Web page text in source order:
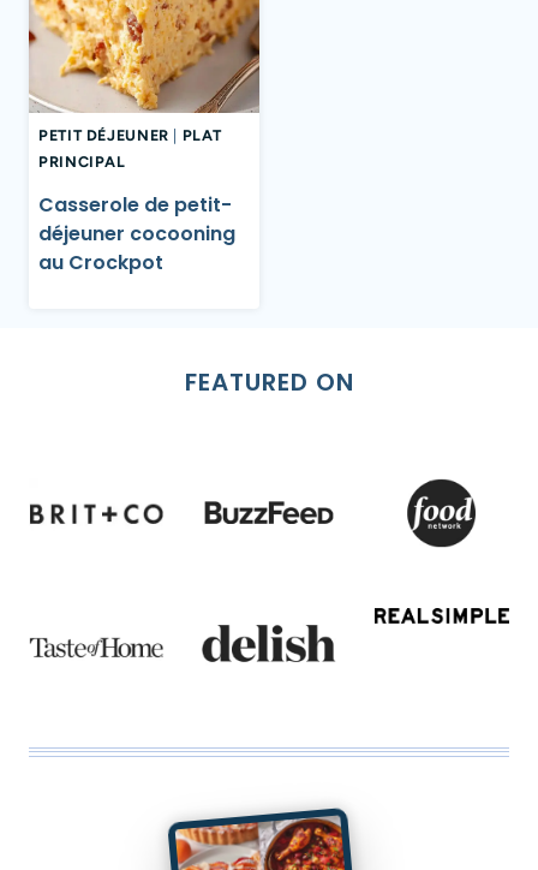
PETIT DÉJEUNER
PLAT
PRINCIPAL
Casserole de petit-
déjeuner cocooning
au Crockpot
FEATURED ON